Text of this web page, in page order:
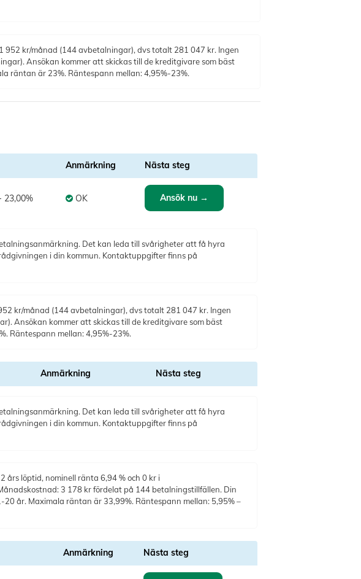
kr/månad (144 avbetalningar), dvs totalt 281 047 kr. Ingen
Ansökan kommer att skickas till de kreditgivare som bäst
räntan är 23%. Räntespann mellan: 4,95%-23%.
Anmärkning Nästa steg
23,00% OK Ansök nu →
Det kan leda till svårigheter att få hyra
i din kommun. Kontaktuppgifter finns på
kr/månad (144 avbetalningar), dvs totalt 281 047 kr. Ingen
Ansökan kommer att skickas till de kreditgivare som bäst
Räntespann mellan: 4,95%-23%.
Anmärkning Nästa steg
Det kan leda till svårigheter att få hyra
i din kommun. Kontaktuppgifter finns på
års löptid, nominell ränta 6,94 % och 0 kr i
3 178 kr fördelat på 144 betalningstillfällen. Din
år. Maximala räntan är 33,99%. Räntespann mellan: 5,95% –
Anmärkning Nästa steg